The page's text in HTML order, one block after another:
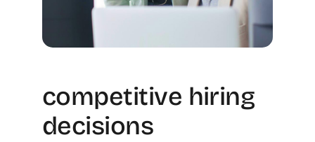
competitive hiring
decisions